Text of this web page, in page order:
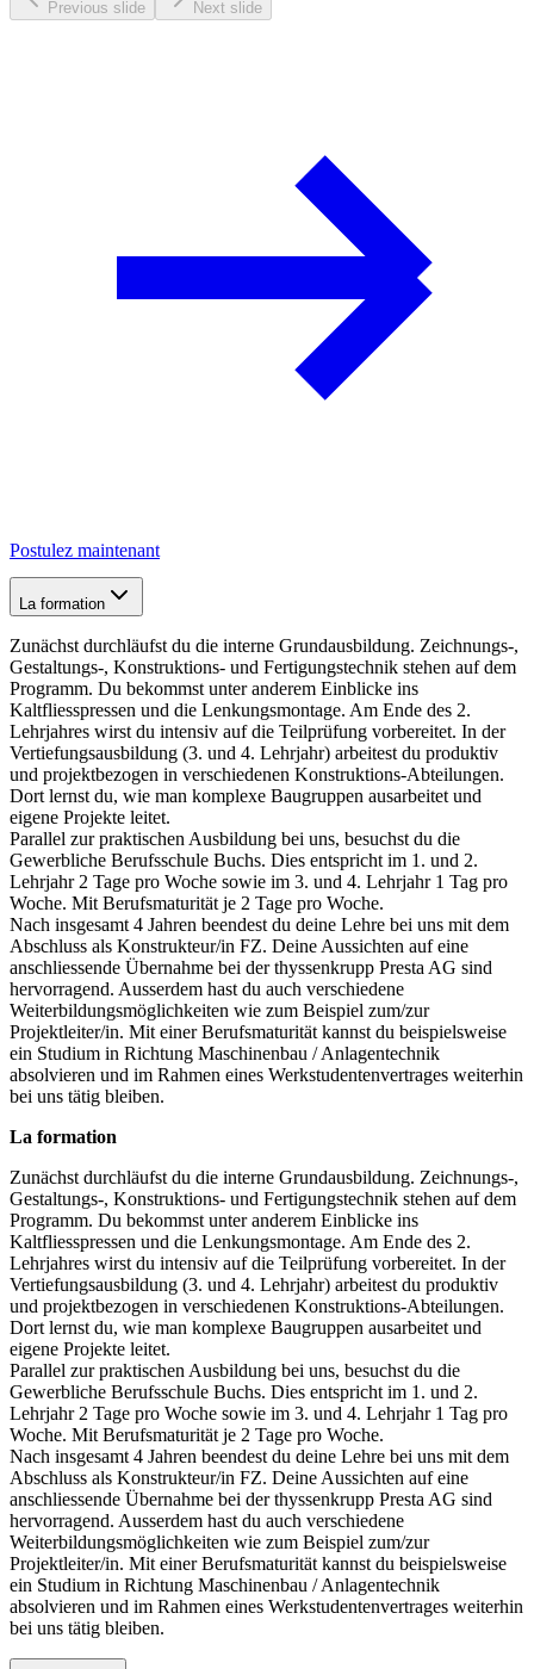
Previous slide Next slide
Postulez maintenant
La formation
Zunächst durchläufst du die interne Grundausbildung. Zeichnungs-,
Gestaltungs-, Konstruktions- und Fertigungstechnik stehen auf dem
Programm. Du bekommst unter anderem Einblicke ins
Kaltfliesspressen und die Lenkungsmontage. Am Ende des 2.
Lehrjahres wirst du intensiv auf die Teilprüfung vorbereitet. In der
Vertiefungsausbildung (3. und 4. Lehrjahr) arbeitest du produktiv
und projektbezogen in verschiedenen Konstruktions-Abteilungen.
Dort lernst du, wie man komplexe Baugruppen ausarbeitet und
eigene Projekte leitet.
Parallel zur praktischen Ausbildung bei uns, besuchst du die
Gewerbliche Berufsschule Buchs. Dies entspricht im 1. und 2.
Lehrjahr 2 Tage pro Woche sowie im 3. und 4. Lehrjahr 1 Tag pro
Woche. Mit Berufsmaturität je 2 Tage pro Woche.
Nach insgesamt 4 Jahren beendest du deine Lehre bei uns mit dem
Abschluss als Konstrukteur/in FZ. Deine Aussichten auf eine
anschliessende Übernahme bei der thyssenkrupp Presta AG sind
hervorragend. Ausserdem hast du auch verschiedene
Weiterbildungsmöglichkeiten wie zum Beispiel zum/zur
Projektleiter/in. Mit einer Berufsmaturität kannst du beispielsweise
ein Studium in Richtung Maschinenbau / Anlagentechnik
absolvieren und im Rahmen eines Werkstudentenvertrages weiterhin
bei uns tätig bleiben.
La formation
Zunächst durchläufst du die interne Grundausbildung. Zeichnungs-,
Gestaltungs-, Konstruktions- und Fertigungstechnik stehen auf dem
Programm. Du bekommst unter anderem Einblicke ins
Kaltfliesspressen und die Lenkungsmontage. Am Ende des 2.
Lehrjahres wirst du intensiv auf die Teilprüfung vorbereitet. In der
Vertiefungsausbildung (3. und 4. Lehrjahr) arbeitest du produktiv
und projektbezogen in verschiedenen Konstruktions-Abteilungen.
Dort lernst du, wie man komplexe Baugruppen ausarbeitet und
eigene Projekte leitet.
Parallel zur praktischen Ausbildung bei uns, besuchst du die
Gewerbliche Berufsschule Buchs. Dies entspricht im 1. und 2.
Lehrjahr 2 Tage pro Woche sowie im 3. und 4. Lehrjahr 1 Tag pro
Woche. Mit Berufsmaturität je 2 Tage pro Woche.
Nach insgesamt 4 Jahren beendest du deine Lehre bei uns mit dem
Abschluss als Konstrukteur/in FZ. Deine Aussichten auf eine
anschliessende Übernahme bei der thyssenkrupp Presta AG sind
hervorragend. Ausserdem hast du auch verschiedene
Weiterbildungsmöglichkeiten wie zum Beispiel zum/zur
Projektleiter/in. Mit einer Berufsmaturität kannst du beispielsweise
ein Studium in Richtung Maschinenbau / Anlagentechnik
absolvieren und im Rahmen eines Werkstudentenvertrages weiterhin
bei uns tätig bleiben.